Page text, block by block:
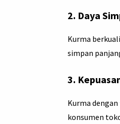
2. Daya
Kurma
simpan
3.
Kurma
konsumen